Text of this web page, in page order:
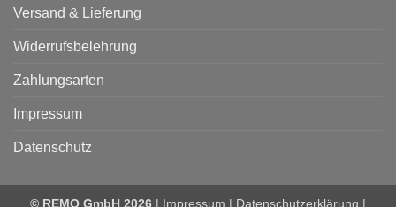
Versand & Lieferung
Widerrufsbelehrung
Zahlungsarten
Impressum
Datenschutz
© REMO GmbH 2026 | Impressum | Datenschutzerklärung |